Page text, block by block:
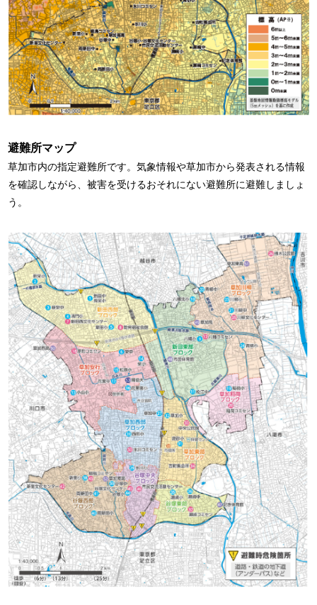
避難所マップ
草加市内の指定避難所です。気象情報や草加市から発表される情報
を確認しながら、被害を受けるおそれにない避難所に避難しましょ
う。